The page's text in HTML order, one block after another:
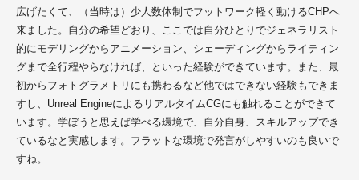
広げたくて、（当時は）少人数体制でフットワーク軽く動けるCHPへ
来ました 。自分の希望どおり、ここでは自分ひとりでジェネラリスト
的にモデリングからアニメーション、シェーディングからライティン
グまで全行程やらなければ、といった経験ができています。また、最
初からフォトグラメトリにも携わるなど他ではできない経験もできま
すし、 Unreal EngineによるリアルタイムCGにも触れることができて
います 。学ぼうと思えば学べる環境で、自分自身、スキルアップでき
ているなと実感します。 フラットな環境で発言がしやすいのも良いで
すね。